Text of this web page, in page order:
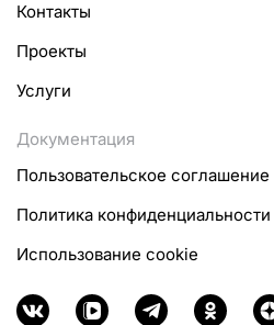
Контакты
Проекты
Услуги
Документация
Пользовательское соглашение
Политика конфиденциальности
Использование cookie